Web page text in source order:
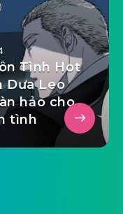
Tình Hot
Dưa Leo
hảo cho
tình